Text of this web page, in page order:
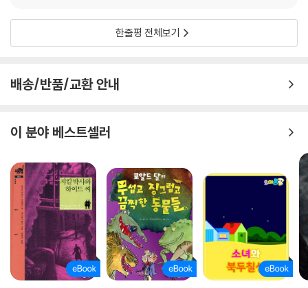
한줄평 전체보기
배송/반품/교환 안내
이 분야 베스트셀러